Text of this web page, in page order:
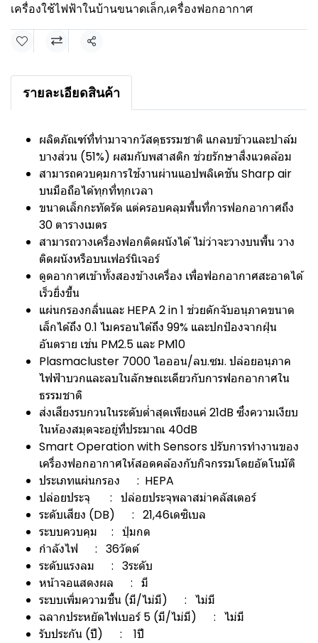
เครื่องใช้ไฟฟ้าในบ้านขนาดเล็ก,เครื่องฟอกอากาศ
แชร์
รายละเอียดสินค้า
ผลิตภัณฑ์ที่ทำมาจากวัสดุธรรมชาติ แกลบข้าวและปาล์ม
บางส่วน (51%) ผสมกับพสาสติก ช่วยรักษาสิ่งแวดล้อม
สามารถควบคุมการใช้งานผ่านแอปพลิเคชัน Sharp air
บนมือถือได้ทุกที่ทุกเวลา
ขนาดเล็กกะทัดรัด แต่ครอบคลุมพื้นที่การฟอกอากาศถึง
30 ตารางเมตร
สามารถวางเครื่องฟอกติดผนังได้ ไม่ว่าจะวางบนพื้น วาง
ติดผนังหรือบนเฟอร์นิเจอร์
ดูดอากาศเข้าทั้งสองข้างเครื่อง เพื่อฟอกอากาศสะอาดได้
เร็วยิ่งขึ้น
แผ่นกรองกลิ่นและ HEPA 2 in 1 ช่วยดักจับอนุภาคขนาด
เล็กได้ถึง 0.1 ไมครอนได้ถึง 99% และปกป้องจากฝุ่น
อันตราย เช่น PM2.5 และ PM10
Plasmacluster 7000 ไอออน/ลบ.ซม. ปล่อยอนุภาค
ไฟฟ้าบวกและลบในลักษณะเดียวกับการฟอกอากาศใน
ธรรมชาติ
ส่งเสียงรบกวนในระดับต่ำสุดเพียงแค่ 21dB ซึ่งความเงียบ
ในห้องสมุดจะอยู่ที่ประมาณ 40dB
Smart Operation with Sensors ปรับการทำงานของ
เครื่องฟอกอากาศให้สอดคล้องกับกิจกรรมโดยอัตโนมัติ
ประเภทแผ่นกรอง : HEPA
ปล่อยประจุ : ปล่อยประจุพลาสม่าคลัสเตอร์
ระดับเสียง (DB) : 21,46เดซิเบล
ระบบควบคุม : ปุ่มกด
กำลังไฟ : 36วัตต์
ระดับแรงลม : 3ระดับ
หน้าจอแสดงผล : มี
ระบบเพิ่มความชื้น (มี/ไม่มี) : ไม่มี
ฉลากประหยัดไฟเบอร์ 5 (มี/ไม่มี) : ไม่มี
รับประกัน (ปี) : 1ปี